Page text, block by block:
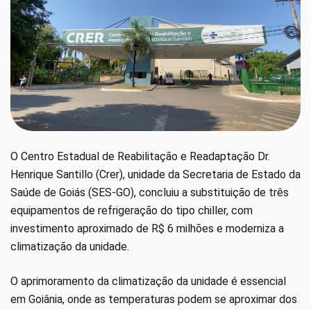
O Centro Estadual de Reabilitação e Readaptação Dr.
Henrique Santillo (Crer), unidade da Secretaria de Estado da
Saúde de Goiás (SES-GO), concluiu a substituição de três
equipamentos de refrigeração do tipo chiller, com
investimento aproximado de R$ 6 milhões e moderniza a
climatização da unidade.
O aprimoramento da climatização da unidade é essencial
em Goiânia, onde as temperaturas podem se aproximar dos